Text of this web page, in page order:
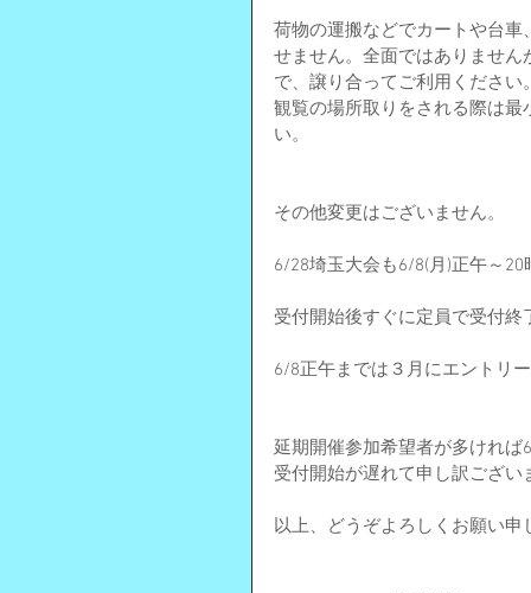
荷物の運搬などでカートや台
せません。全面ではありませ
で、譲り合ってご利用ください。
観覧の場所取りをされる際は最
い。
その他変更はございません。
6/28埼玉大会も6/8(月)正午～20
受付開始後すぐに定員で受付終
6/8正午までは３月にエントリ
延期開催参加希望者が多ければ
受付開始が遅れて申し訳ござい
以上、どうぞよろしくお願い申